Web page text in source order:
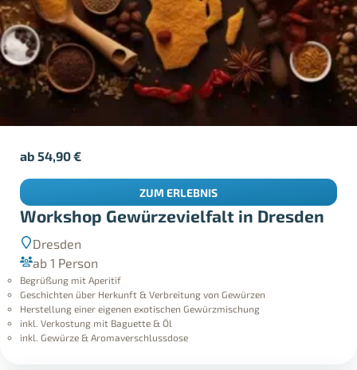
Workshop Gewürzevielfalt in Dresden
Dresden
ab 1 Person
Begrüßung mit Aperitif
Geschichten über Herkunft & Verbreitung von Gewürzen
Herstellung einer eigenen exotischen Gewürzmischung
inkl. Verkostung mit Baguette & Öl
inkl. Gewürze & Aromaverschlussdose
ab 54,90€
ZUM ERLEBNIS